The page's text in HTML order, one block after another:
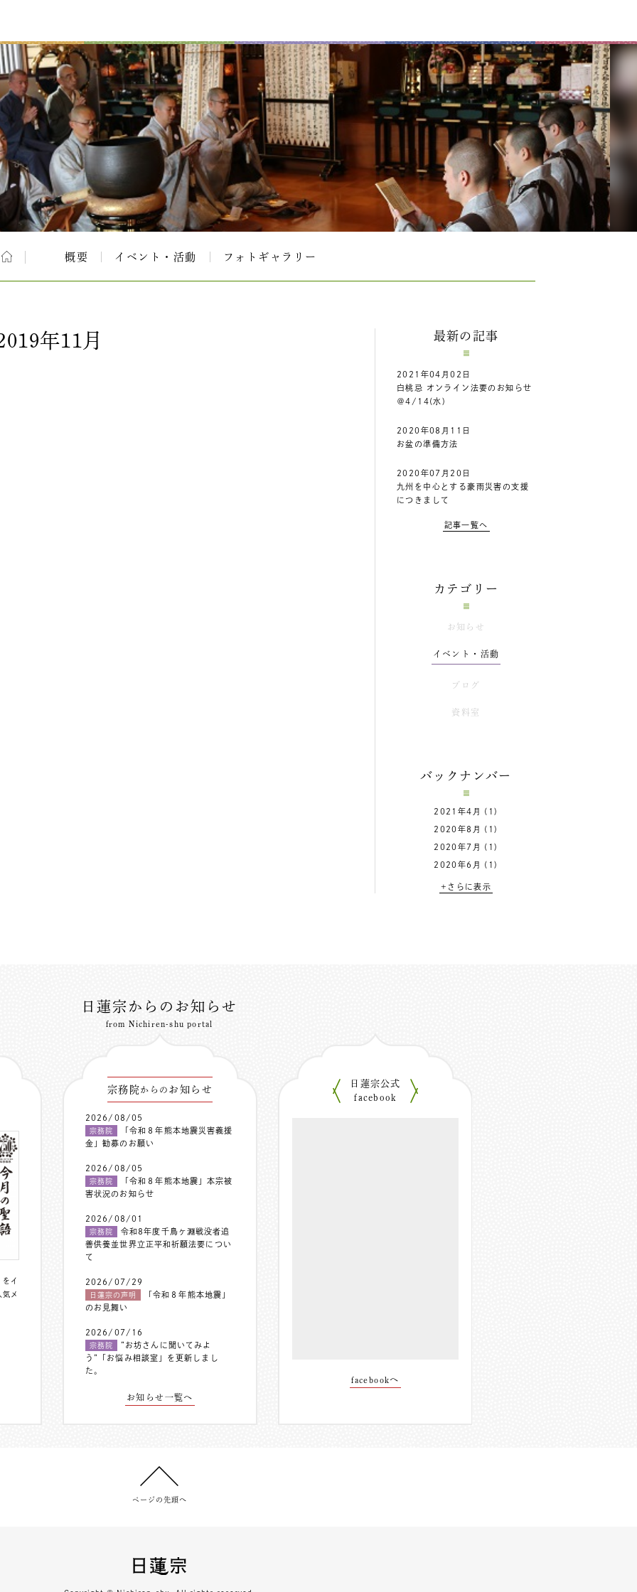
概要 イベント・活動 フォトギャラリー
年11月 最新の記事
2021年04月02日
白桃忌 オンライン法要のお知らせ
＠4/14(水)
2020年08月11日
お盆の準備方法
2020年07月20日
九州を中心とする豪雨災害の支援
につきまして
記事一覧へ
カテゴリー
お知らせ
イベント・活動
ブログ
資料室
バックナンバー
2021年4月 (1)
2020年8月 (1)
2020年7月 (1)
2020年6月 (1)
+さらに表示
日蓮宗からのお知らせ
from Nichiren-shu portal
イ
メ
宗務院からの お知らせ
2026/08/05
宗務院
「令和８年熊本地震災害義援
金」勧募のお願い
2026/08/05
宗務院
「令和８年熊本地震」本宗被
害状況のお知らせ
2026/08/01
宗務院
令和8年度千鳥ヶ淵戦没者追
善供養並世界立正平和祈願法要につい
て
2026/07/29
日蓮宗の声明
「令和８年熊本地震」
のお見舞い
2026/07/16
宗務院
”お坊さんに聞いてみよ
う”「お悩み相談室」を更新しまし
た。
お知らせ一覧へ
日蓮宗公式
facebook
facebookへ
ページの先頭へ